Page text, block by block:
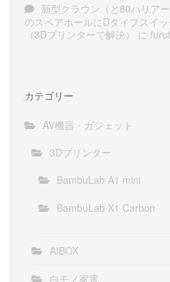
新型クラウン（と80ハリア
のスペアホールにDタイプスイ
（3Dプリンターで解決）
に
カテゴリー
AV機器・ガジェット
3Dプリンター
BambuLab A1 mini
BambuLab X1 Carbon
AIBOX
白モノ家電